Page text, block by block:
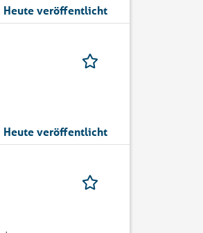
Heute veröffentlicht
Heute veröffentlicht